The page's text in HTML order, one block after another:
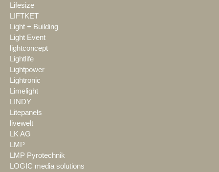
Lifesize
LIFTKET
Light + Building
Light Event
lightconcept
Lightlife
Lightpower
Lightronic
Limelight
LINDY
Litepanels
livewelt
LK AG
LMP
LMP Pyrotechnik
LOGIC media solutions